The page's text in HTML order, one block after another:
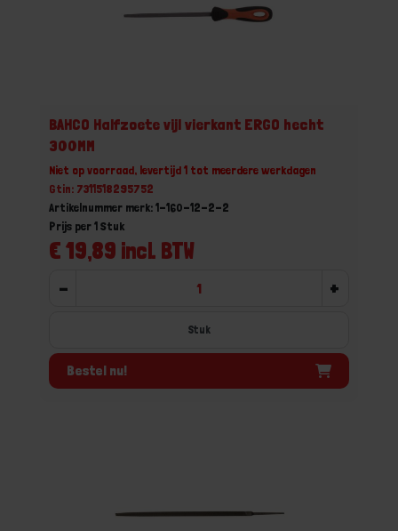
BAHCO Halfzoete vijl vierkant ERGO hecht
300MM
Niet op voorraad, levertijd 1 tot meerdere werkdagen
Gtin: 7311518295752
Artikelnummer merk: 1-160-12-2-2
€ 19,89 incl. BTW
Prijs per 1 Stuk
- +
Stuk
Bestel nu!